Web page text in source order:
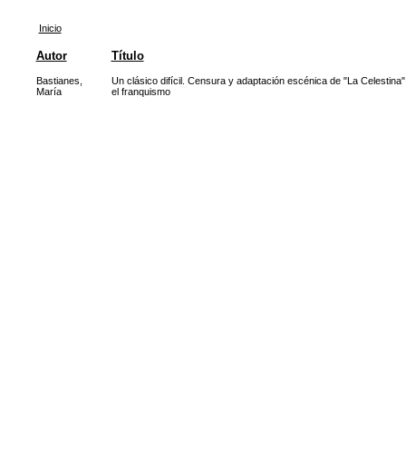
Inicio
Autor Título
Bastianes,
María
Un clásico difícil. Censura y adaptación escénica de "La Celestina"
el franquismo